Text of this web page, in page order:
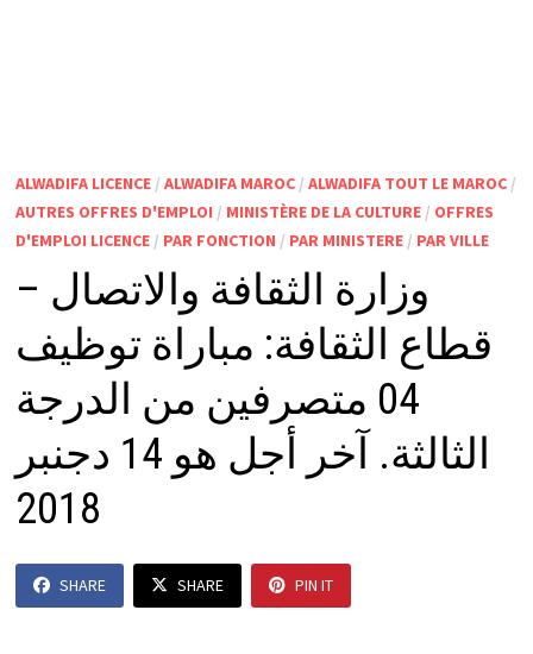
ALWADIFA LICENCE/ ALWADIFA MAROC/ ALWADIFA TOUT LE MAROC/
AUTRES OFFRES D'EMPLOI / MINISTÈRE DE LA CULTURE/ OFFRES
D'EMPLOI LICENCE/ PAR FONCTION / PAR MINISTERE/ PAR VILLE
وزارة الثقافة والاتصال –
قطاع الثقافة: مباراة توظيف
04 متصرفين من الدرجة
الثالثة. آخر أجل هو 14 دجنبر
2018
SHARE SHARE PIN IT